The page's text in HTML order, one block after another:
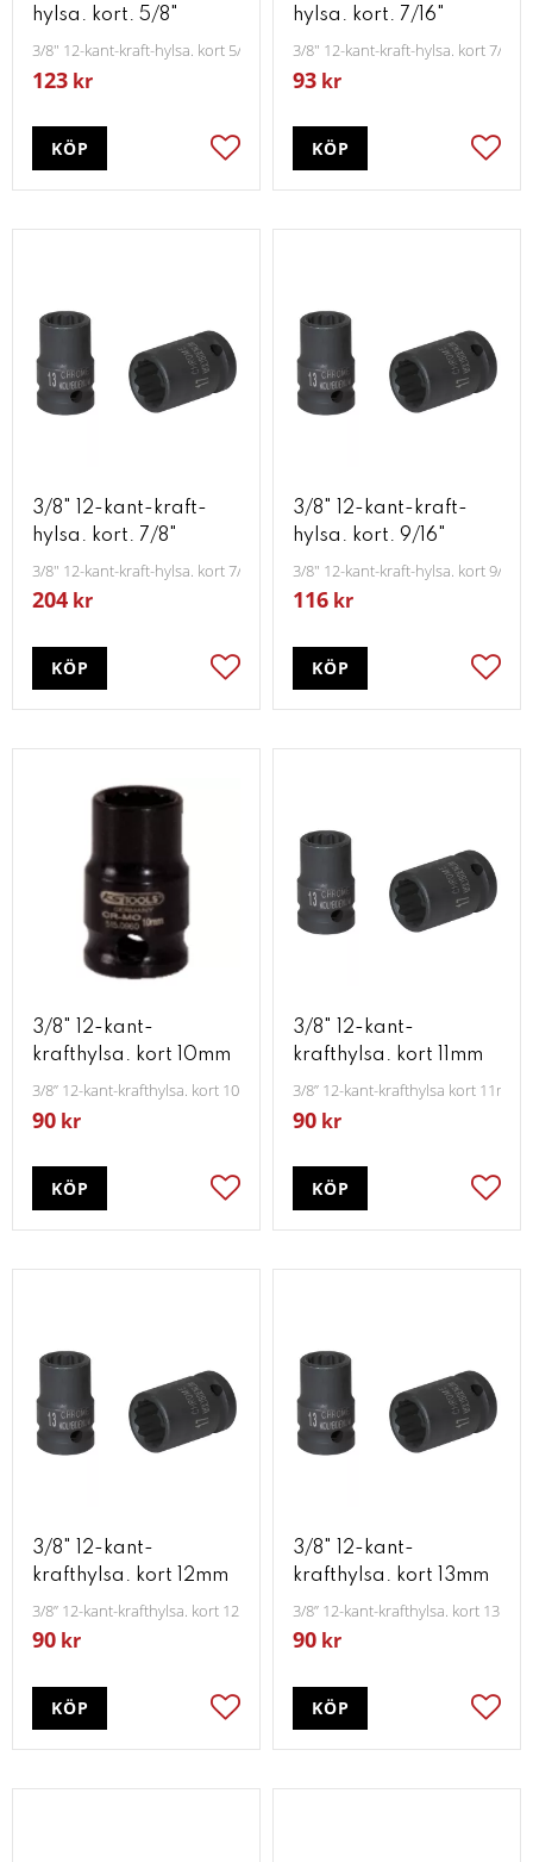
hylsa. kort. 5/8"
3/8" 12-kant-kraft-hylsa. kort 5/8"
123 kr
Lägg till i favoriter
KÖP
hylsa. kort. 7/16"
3/8" 12-kant-kraft-hylsa. kort 7/16"
93 kr
KÖP
3/8" 12-kant-kraft-
hylsa. kort. 7/8"
3/8" 12-kant-kraft-hylsa. kort 7/8"
204 kr
Lägg till i favoriter
KÖP
3/8" 12-kant-kraft-
hylsa. kort. 9/16"
3/8" 12-kant-kraft-hylsa. kort 9/16"
116 kr
KÖP
3/8" 12-kant-
krafthylsa. kort 10mm
3/8” 12-kant-krafthylsa. kort 10mm
90 kr
Lägg till i favoriter
KÖP
3/8" 12-kant-
krafthylsa. kort 11mm
3/8” 12-kant-krafthylsa kort 11mm
90 kr
KÖP
3/8" 12-kant-
krafthylsa. kort 12mm
3/8” 12-kant-krafthylsa. kort 12mm
90 kr
Lägg till i favoriter
KÖP
3/8" 12-kant-
krafthylsa. kort 13mm
3/8” 12-kant-krafthylsa. kort 13mm
90 kr
KÖP